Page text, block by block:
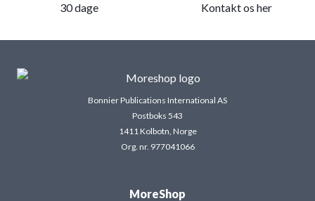
30 dage Kontakt os her
Bonnier Publications International AS
Postboks 543
1411 Kolbotn, Norge
Org. nr. 977041066
MoreShop